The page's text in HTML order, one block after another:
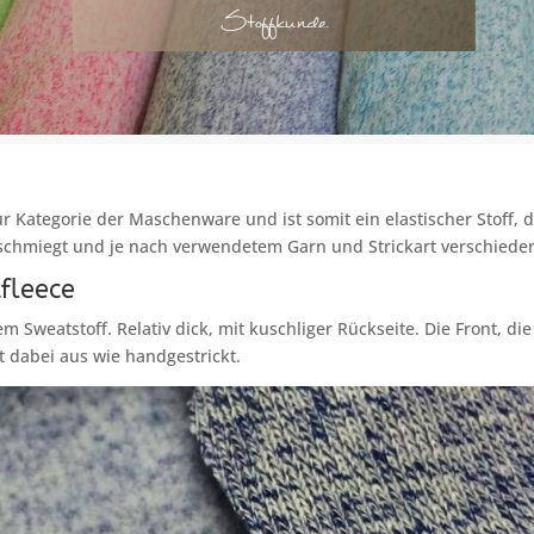
Kategorie der Maschenware und ist somit ein elastischer Stoff,
und je nach verwendetem Garn und Strickart
Sweatstoff. Relativ dick, mit kuschliger Rückseite. Die Front,
dabei aus wie handgestrickt.